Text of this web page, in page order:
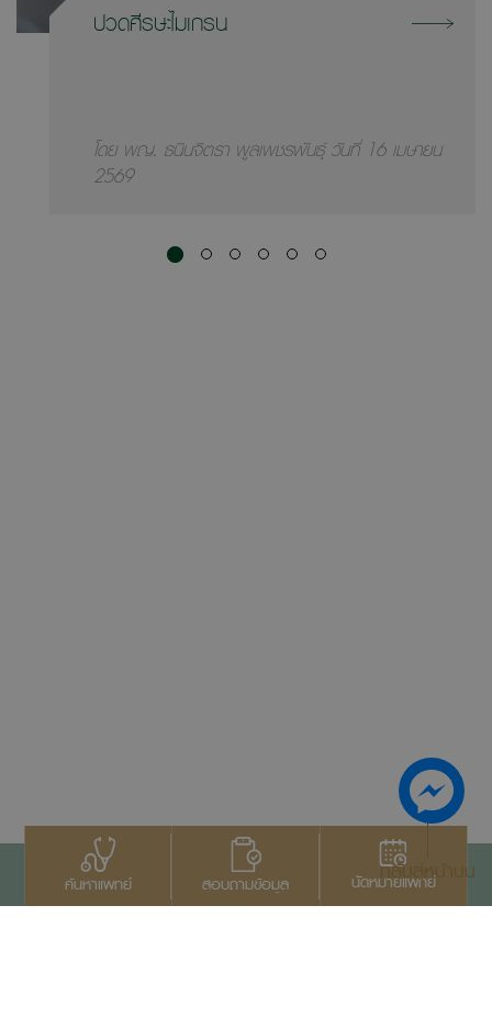
ปวดศีรษะไมเกรน
โดย พญ. ธนินจิตรา พูลเพชรพันธุ์ วันที่ 16 เมษายน
2569
ค้นหาแพทย์ สอบถามข้อมูล นัดหมายแพทย์
กลับสู่หน้าบน